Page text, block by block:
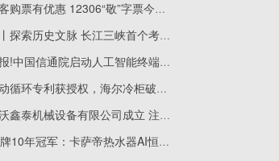
老年旅客购票有优惠 12306“敬”字票今日开售_每日关注
微头条丨探索历史文脉 长江三峡首个考古遗址展示中心在渝开放
天天快报!中国信通院启动人工智能终端智能化分级测试工作 加速推进新国标落地实施
冷气主动循环专利获授权，海尔冷柜破解“冻不匀”难题
四川青沃鑫泰机械设备有限公司成立 注册资本5万人民币 焦点信息
20年品牌10年冠军：卡萨帝热水器AI恒温舱精控温差